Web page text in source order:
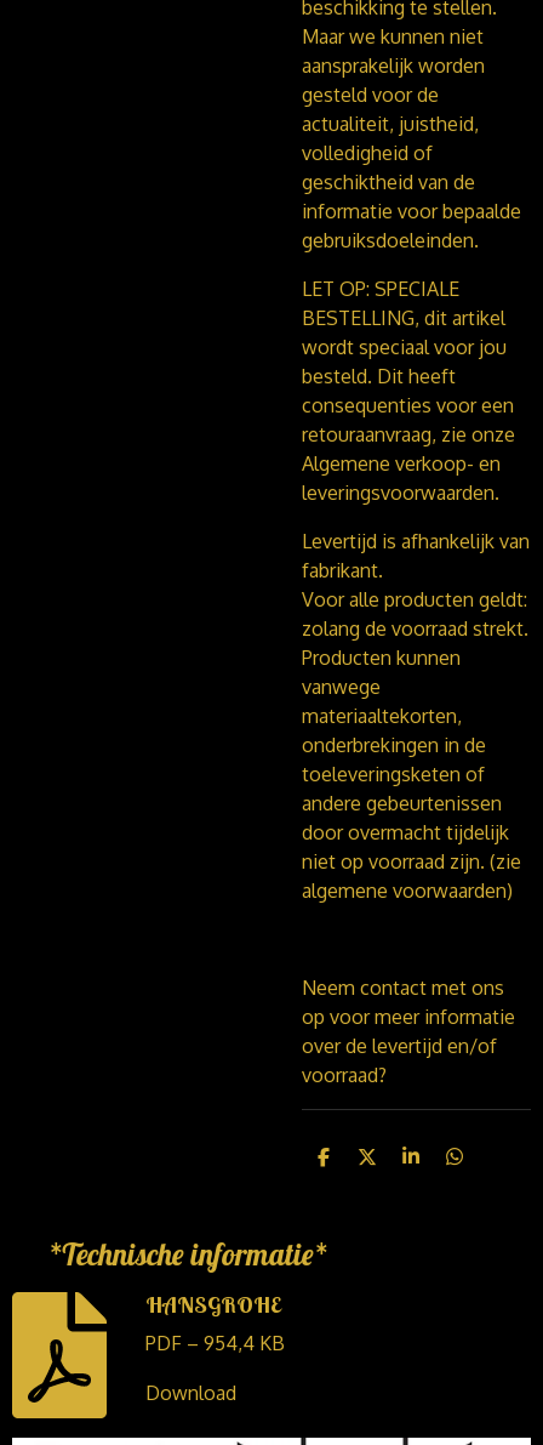
beschikking te stellen.
Maar we kunnen niet
aansprakelijk worden
gesteld voor de
actualiteit, juistheid,
volledigheid of
geschiktheid van de
informatie voor bepaalde
gebruiksdoeleinden.
LET OP: SPECIALE
BESTELLING, dit artikel
wordt speciaal voor jou
besteld. Dit heeft
consequenties voor een
retouraanvraag, zie onze
Algemene verkoop- en
leveringsvoorwaarden.
Levertijd is afhankelijk van
fabrikant.
Voor alle producten geldt:
zolang de voorraad strekt.
Producten kunnen
vanwege
materiaaltekorten,
onderbrekingen in de
toeleveringsketen of
andere gebeurtenissen
door overmacht tijdelijk
niet op voorraad zijn. (zie
algemene voorwaarden)
Neem contact met ons
op voor meer informatie
over de levertijd en/of
voorraad?
D
n
D
S
D
*Technische informatie*
HANSGROHE
PDF – 954,4 KB
Download